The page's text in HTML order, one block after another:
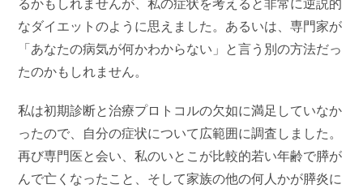
なダイエットのように思えました。あるいは、専門家が
「あなたの病気が何かわからない」と言う別の方法だっ
たのかもしれません。
私は初期診断と治療プロトコルの欠如に満足していなか
ったので、自分の症状について広範囲に調査しました。
再び専門医と会い、私のいとこが比較的若い年齢で膵が
んで亡くなったこと、そして家族の他の何人かが膵炎に